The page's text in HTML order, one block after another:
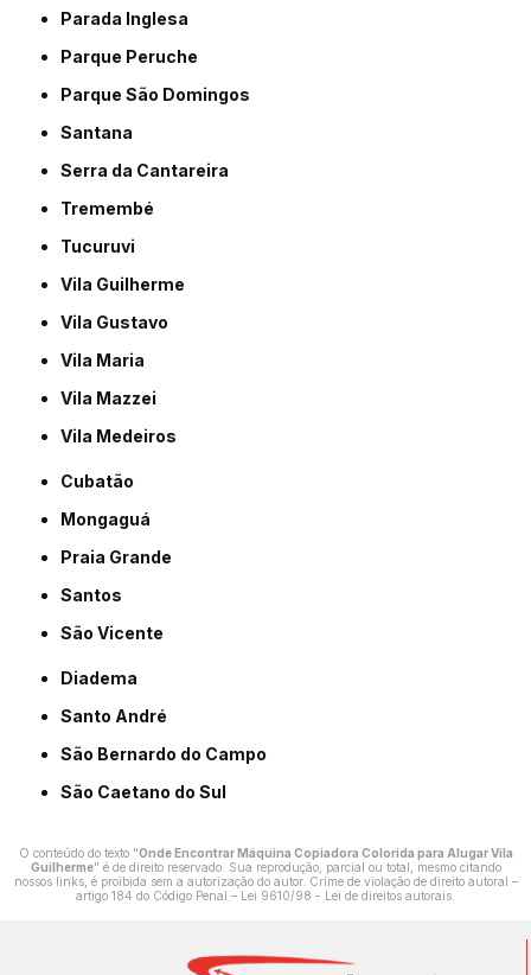
Parada Inglesa
Parque Peruche
Parque São Domingos
Santana
Serra da Cantareira
Tremembé
Tucuruvi
Vila Guilherme
Vila Gustavo
Vila Maria
Vila Mazzei
Vila Medeiros
Cubatão
Mongaguá
Praia Grande
Santos
São Vicente
Diadema
Santo André
São Bernardo do Campo
São Caetano do Sul
O conteúdo do texto "Onde Encontrar Máquina Copiadora Colorida para Alugar Vila
Guilherme" é de direito reservado. Sua reprodução, parcial ou total, mesmo citando
nossos links, é proibida sem a autorização do autor. Crime de violação de direito autoral –
artigo 184 do Código Penal – Lei 9610/98 - Lei de direitos autorais